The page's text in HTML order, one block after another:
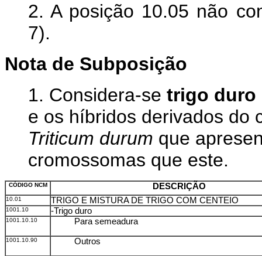
2. A posição 10.05 não
7).
Nota de Subposição
1. Considera-se trigo duro
e os híbridos derivados do
Triticum durum que
cromossomas que este.
CÓDIGO NCM DESCRIÇÃO
10.01 TRIGO E MISTURA DE TRIGO COM CENTEIO
1001.10 -Trigo duro
1001.10.10 Para semeadura
1001.10.90 Outros